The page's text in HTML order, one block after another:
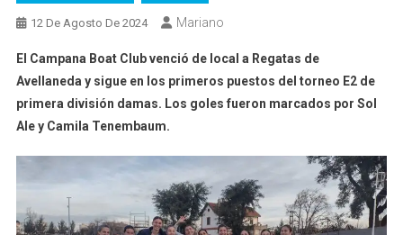
12 De Agosto De 2024 Mariano
El Campana Boat Club venció de local a Regatas de
Avellaneda y sigue en los primeros puestos del torneo E2 de
primera división damas. Los goles fueron marcados por Sol
Ale y Camila Tenembaum.